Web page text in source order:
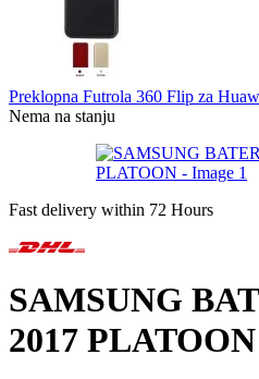
Preklopna Futrola 360 Flip za
Nema na stanju
Fast delivery within 72 Hours
SAMSUNG
2017 PLATOON